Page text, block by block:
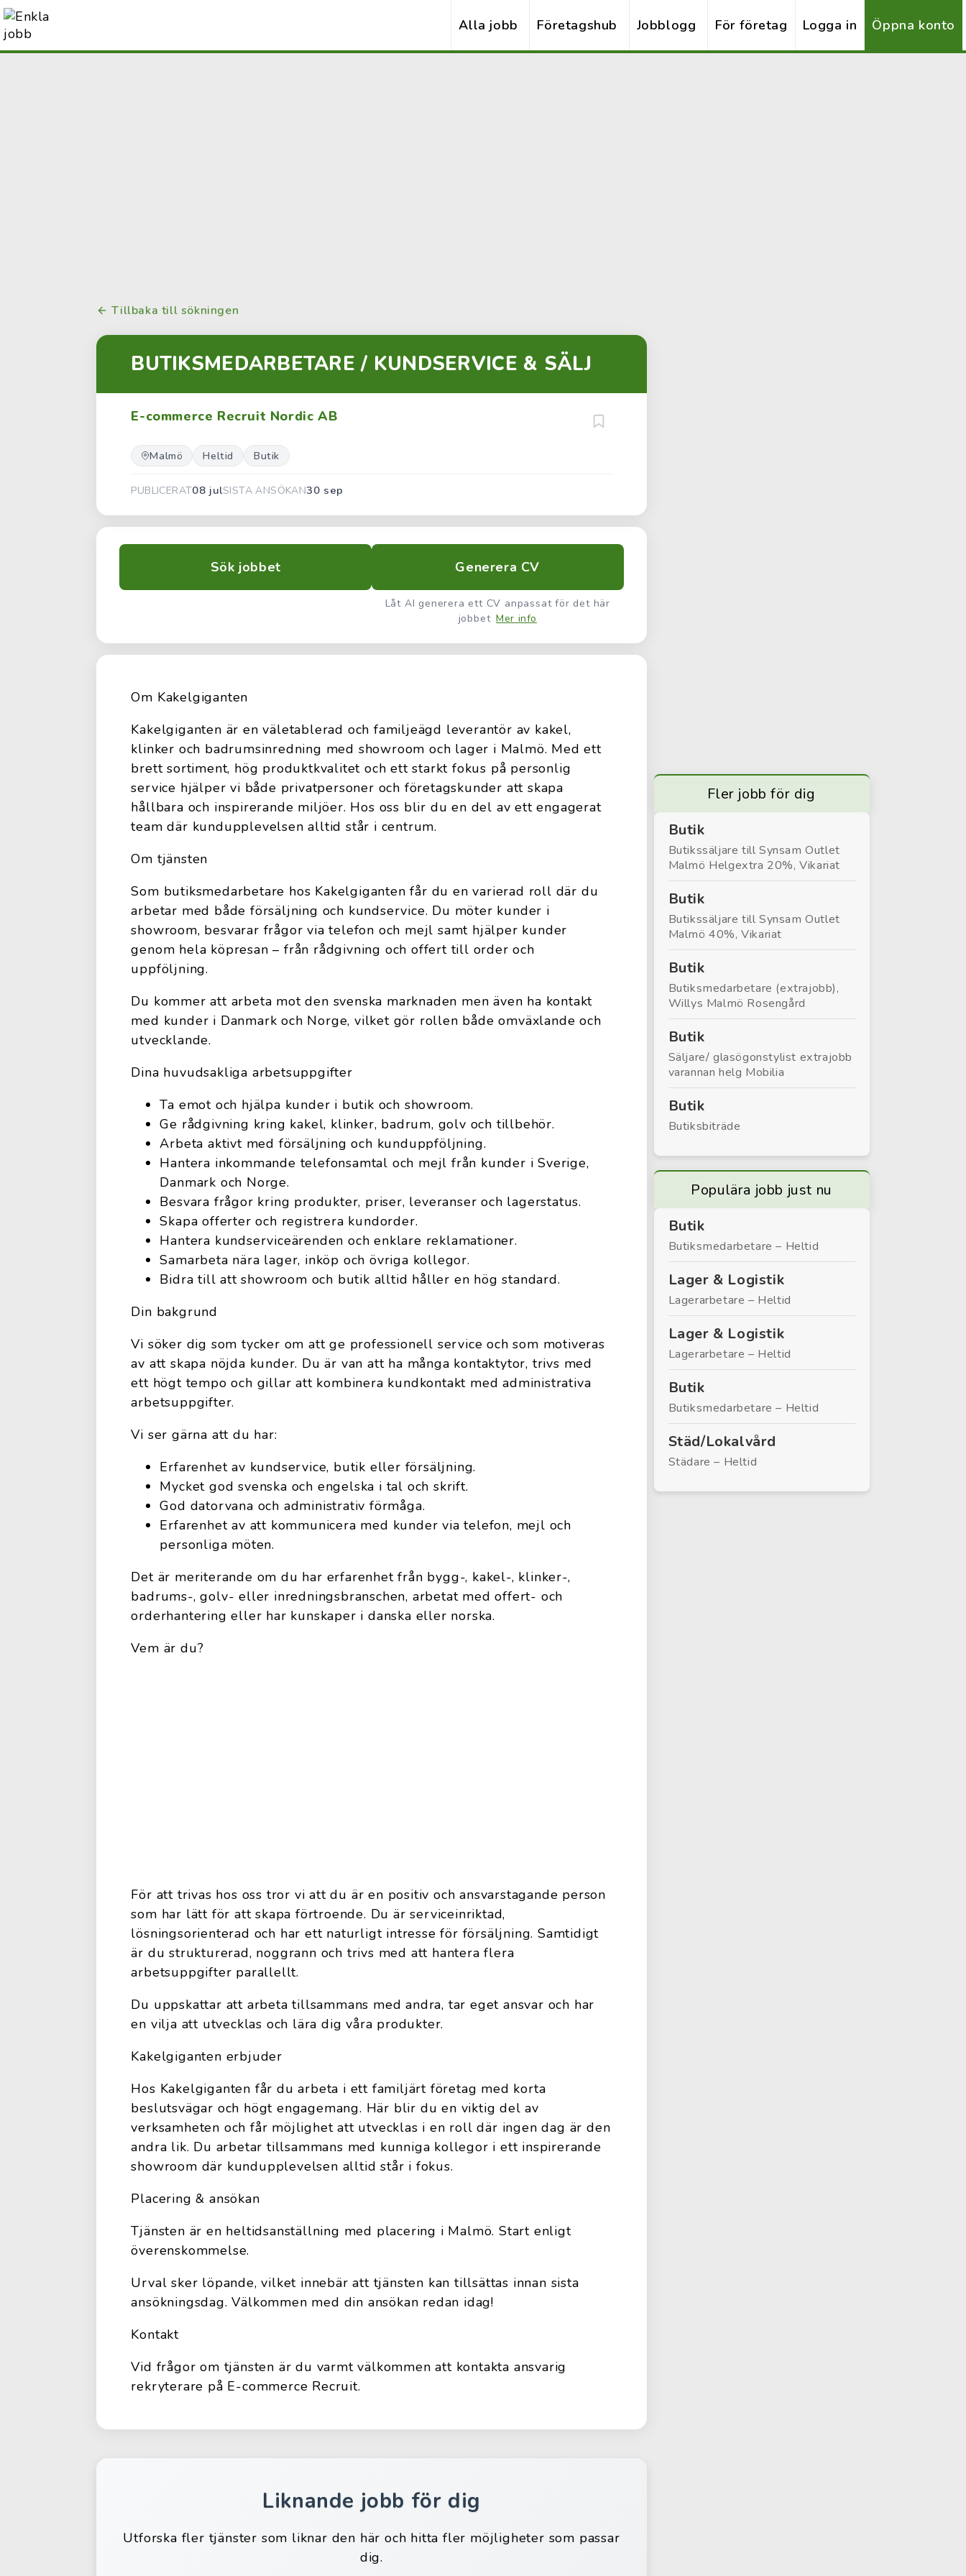
Alla jobb Företagshub Jobblogg För företag Logga in Öppna konto
Tillbaka till sökningen
BUTIKSMEDARBETARE / KUNDSERVICE & SÄLJ
E-commerce Recruit Nordic AB
Malmö Heltid Butik
PUBLICERAT08 julSISTA ANSÖKAN30 sep
Sök jobbet Generera CV
Låt AI generera ett CV anpassat för det här
jobbet Mer info
Om Kakelgiganten
Kakelgiganten är en väletablerad och familjeägd leverantör av kakel,
klinker och badrumsinredning med showroom och lager i Malmö. Med ett
brett sortiment, hög produktkvalitet och ett starkt fokus på personlig
service hjälper vi både privatpersoner och företagskunder att skapa
hållbara och inspirerande miljöer. Hos oss blir du en del av ett engagerat
team där kundupplevelsen alltid står i centrum.
Om tjänsten
Som butiksmedarbetare hos Kakelgiganten får du en varierad roll där du
arbetar med både försäljning och kundservice. Du möter kunder i
showroom, besvarar frågor via telefon och mejl samt hjälper kunder
genom hela köpresan – från rådgivning och offert till order och
uppföljning.
Du kommer att arbeta mot den svenska marknaden men även ha kontakt
med kunder i Danmark och Norge, vilket gör rollen både omväxlande och
utvecklande.
Dina huvudsakliga arbetsuppgifter
Ta emot och hjälpa kunder i butik och showroom.
Ge rådgivning kring kakel, klinker, badrum, golv och tillbehör.
Arbeta aktivt med försäljning och kunduppföljning.
Hantera inkommande telefonsamtal och mejl från kunder i Sverige,
Danmark och Norge.
Besvara frågor kring produkter, priser, leveranser och lagerstatus.
Skapa offerter och registrera kundorder.
Hantera kundserviceärenden och enklare reklamationer.
Samarbeta nära lager, inköp och övriga kollegor.
Bidra till att showroom och butik alltid håller en hög standard.
Din bakgrund
Vi söker dig som tycker om att ge professionell service och som motiveras
av att skapa nöjda kunder. Du är van att ha många kontaktytor, trivs med
ett högt tempo och gillar att kombinera kundkontakt med administrativa
arbetsuppgifter.
Vi ser gärna att du har:
Erfarenhet av kundservice, butik eller försäljning.
Mycket god svenska och engelska i tal och skrift.
God datorvana och administrativ förmåga.
Erfarenhet av att kommunicera med kunder via telefon, mejl och
personliga möten.
Det är meriterande om du har erfarenhet från bygg-, kakel-, klinker-,
badrums-, golv- eller inredningsbranschen, arbetat med offert- och
orderhantering eller har kunskaper i danska eller norska.
Vem är du?
För att trivas hos oss tror vi att du är en positiv och ansvarstagande person
som har lätt för att skapa förtroende. Du är serviceinriktad,
lösningsorienterad och har ett naturligt intresse för försäljning. Samtidigt
är du strukturerad, noggrann och trivs med att hantera flera
arbetsuppgifter parallellt.
Du uppskattar att arbeta tillsammans med andra, tar eget ansvar och har
en vilja att utvecklas och lära dig våra produkter.
Kakelgiganten erbjuder
Hos Kakelgiganten får du arbeta i ett familjärt företag med korta
beslutsvägar och högt engagemang. Här blir du en viktig del av
verksamheten och får möjlighet att utvecklas i en roll där ingen dag är den
andra lik. Du arbetar tillsammans med kunniga kollegor i ett inspirerande
showroom där kundupplevelsen alltid står i fokus.
Placering & ansökan
Tjänsten är en heltidsanställning med placering i Malmö. Start enligt
överenskommelse.
Urval sker löpande, vilket innebär att tjänsten kan tillsättas innan sista
ansökningsdag. Välkommen med din ansökan redan idag!
Kontakt
Vid frågor om tjänsten är du varmt välkommen att kontakta ansvarig
rekryterare på E-commerce Recruit.
Liknande jobb för dig
Utforska fler tjänster som liknar den här och hitta fler möjligheter som passar
dig.
Fler jobb för dig
Butik
Butikssäljare till Synsam Outlet
Malmö Helgextra 20%, Vikariat
Butik
Butikssäljare till Synsam Outlet
Malmö 40%, Vikariat
Butik
Butiksmedarbetare (extrajobb),
Willys Malmö Rosengård
Butik
Säljare/ glasögonstylist extrajobb
varannan helg Mobilia
Butik
Butiksbiträde
Populära jobb just nu
Butik
Butiksmedarbetare – Heltid
Lager & Logistik
Lagerarbetare – Heltid
Lager & Logistik
Lagerarbetare – Heltid
Butik
Butiksmedarbetare – Heltid
Städ/Lokalvård
Städare – Heltid